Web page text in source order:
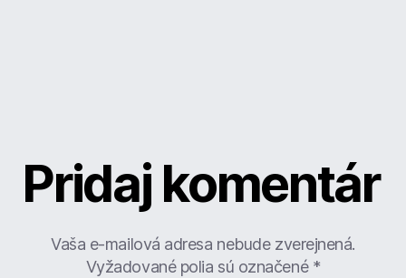
Pridaj komentár
Vaša e-mailová adresa nebude zverejnená.
Vyžadované polia sú označené *